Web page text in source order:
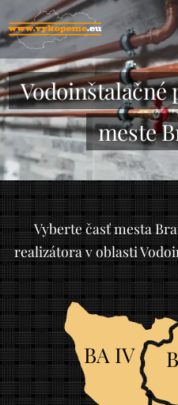
Vodoinštalačné
meste
Vyberte časť mesta
realizátora v oblasti
BA IV